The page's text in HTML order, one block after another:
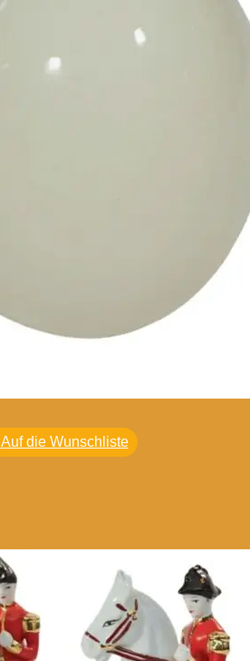
Auf die Wunschliste